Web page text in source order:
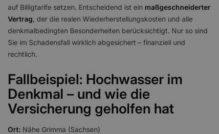
auf Billigtarife setzen. Entscheidend ist ein maßgeschneiderter
Vertrag , der die realen Wiederherstellungskosten und alle
denkmalbedingten Besonderheiten berücksichtigt. Nur so sind
Sie im Schadensfall wirklich abgesichert – finanziell und
rechtlich.
Fallbeispiel: Hochwasser im
Denkmal – und wie die
Versicherung geholfen hat
Ort: Nähe Grimma (Sachsen)